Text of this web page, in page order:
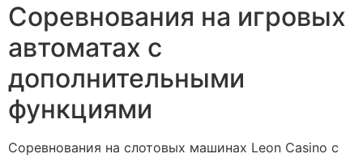
Соревнования на игровых
автоматах с
дополнительными
функциями
Соревнования на слотовых машинах Leon Casino с